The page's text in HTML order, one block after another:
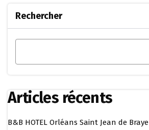
Rechercher
Articles récents
B&B HOTEL Orléans Saint Jean de Braye